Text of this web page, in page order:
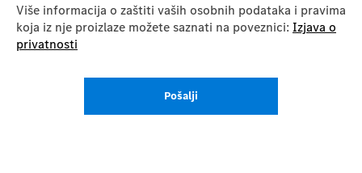
Više informacija o zaštiti vaših osobnih podataka i pravima
koja iz nje proizlaze možete saznati na poveznici: Izjava o
privatnosti
Pošalji